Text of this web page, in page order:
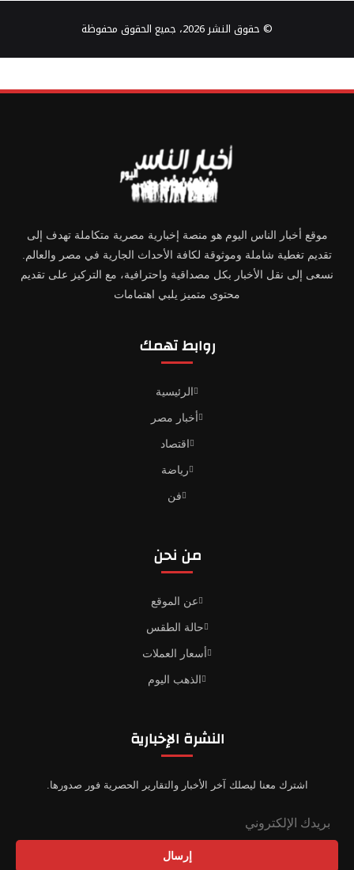
© حقوق النشر 2026، جميع الحقوق محفوظة
موقع أخبار الناس اليوم هو منصة إخبارية مصرية متكاملة تهدف إلى
تقديم تغطية شاملة وموثوقة لكافة الأحداث الجارية في مصر والعالم.
نسعى إلى نقل الأخبار بكل مصداقية واحترافية، مع التركيز على تقديم
محتوى متميز يلبي اهتمامات
روابط تهمك
الرئيسية
أخبار مصر
اقتصاد
رياضة
فن
من نحن
عن الموقع
حالة الطقس
أسعار العملات
الذهب اليوم
النشرة الإخبارية
اشترك معنا ليصلك آخر الأخبار والتقارير الحصرية فور صدورها.
إرسال